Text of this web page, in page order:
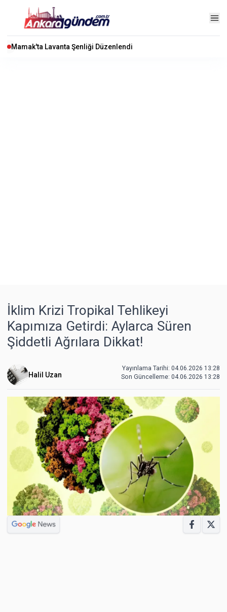
Mamak'ta Lavanta Şenliği Düzenlendi
İklim Krizi Tropikal Tehlikeyi
Kapımıza Getirdi: Aylarca Süren
Şiddetli Ağrılara Dikkat!
Halil Uzan
Yayınlama Tarihi: 04.06.2026 13:28
Son Güncelleme: 04.06.2026 13:28